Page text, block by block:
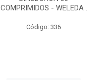
COMPRIMIDOS - WELEDA .
Código: 336